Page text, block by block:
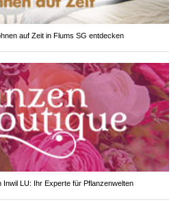
auf Zeit in Flums SG entdecken
Inwil LU: Ihr Experte für Pflanzenwelten